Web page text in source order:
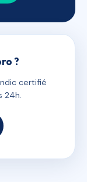
?
certifié
24h.